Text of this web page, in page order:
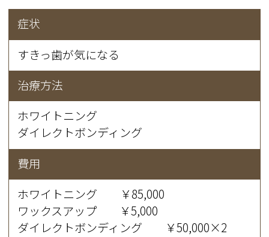
症状
すきっ歯が気になる
治療方法
ホワイトニング
ダイレクトボンディング
費用
ホワイトニング ￥85,000
ワックスアップ ￥5,000
ダイレクトボンディング ￥50,000×2